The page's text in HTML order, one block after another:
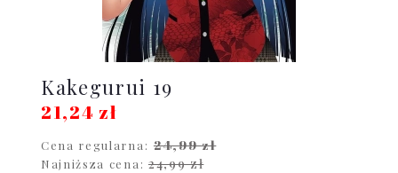
Kakegurui 19
21,24 zł
Cena regularna: 24,99 zł
Najniższa cena: 24,99 zł